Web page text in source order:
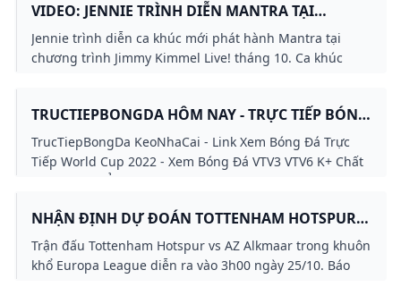
VIDEO: JENNIE TRÌNH DIỄN MANTRA TẠI
CHƯƠNG TRÌNH JIMMY KIMMEL LIVE! BÁO DÂN
TRÍ
Jennie trình diễn ca khúc mới phát hành Mantra tại
chương trình Jimmy Kimmel Live! tháng 10. Ca khúc
TRUCTIEPBONGDA HÔM NAY - TRỰC TIẾP BÓNG
ĐÁ KÈO NHÀ CÁI
TrucTiepBongDa KeoNhaCai - Link Xem Bóng Đá Trực
Tiếp World Cup 2022 - Xem Bóng Đá VTV3 VTV6 K+ Chất
Lượng Hình Ảnh Cao.
NHẬN ĐỊNH DỰ ĐOÁN TOTTENHAM HOTSPUR
VS AZ ALKMAAR: CHỦ NHÀ LÀM CHỦ CUỘC
CHƠI
Trận đấu Tottenham Hotspur vs AZ Alkmaar trong khuôn
khổ Europa League diễn ra vào 3h00 ngày 25/10. Báo